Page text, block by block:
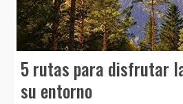
5 rutas para disfrutar
su entorno